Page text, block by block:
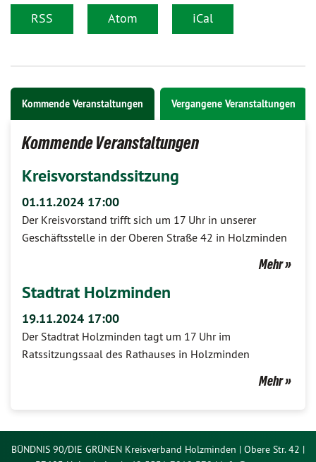
RSS Atom iCal
Kommende Veranstaltungen Vergangene Veranstaltungen
Kommende Veranstaltungen
Kreisvorstandssitzung
01.11.2024 17:00
Der Kreisvorstand trifft sich um 17 Uhr in unserer
Geschäftsstelle in der Oberen Straße 42 in Holzminden
Mehr
Stadtrat Holzminden
19.11.2024 17:00
Der Stadtrat Holzminden tagt um 17 Uhr im
Ratssitzungssaal des Rathauses in Holzminden
Mehr
BÜNDNIS 90/DIE GRÜNEN Kreisverband Holzminden | Obere Str. 42 |